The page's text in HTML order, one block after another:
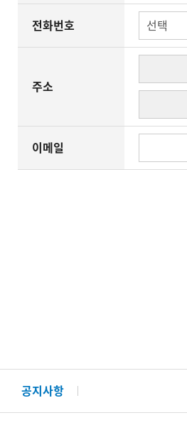
전화번호
주소
이메일
공지사항